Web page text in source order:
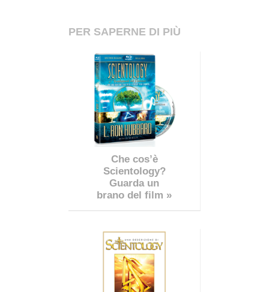
PER SAPERNE DI PIÙ
Che cos’è
Scientology?
Guarda un
brano del film »